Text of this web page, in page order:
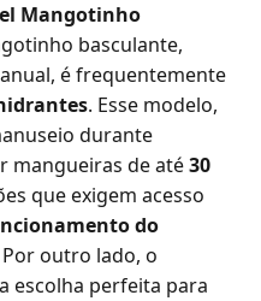
Mangotinho
basculante,
é frequentemente
. Esse modelo,
durante
mangueiras de até30
que exigem acesso
do
Por outro lado, o
escolha perfeita para